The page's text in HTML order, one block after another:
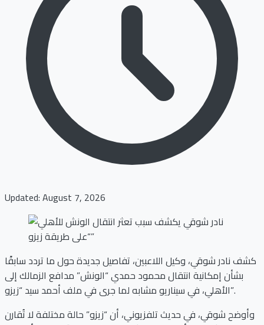
Updated: August 7, 2026
كشف نادر شوقي، وكيل اللاعبين، تفاصيل جديدة حول ما تردد سابقًا
بشأن إمكانية انتقال محمود حمدي “الونش” مدافع الزمالك إلى
الأهلي، في سيناريو مشابه لما جرى في ملف أحمد سيد “زيزو”.
وأوضح شوقي، في حديث تلفزيوني، أن “زيزو” حالة مختلفة لا تُقارن